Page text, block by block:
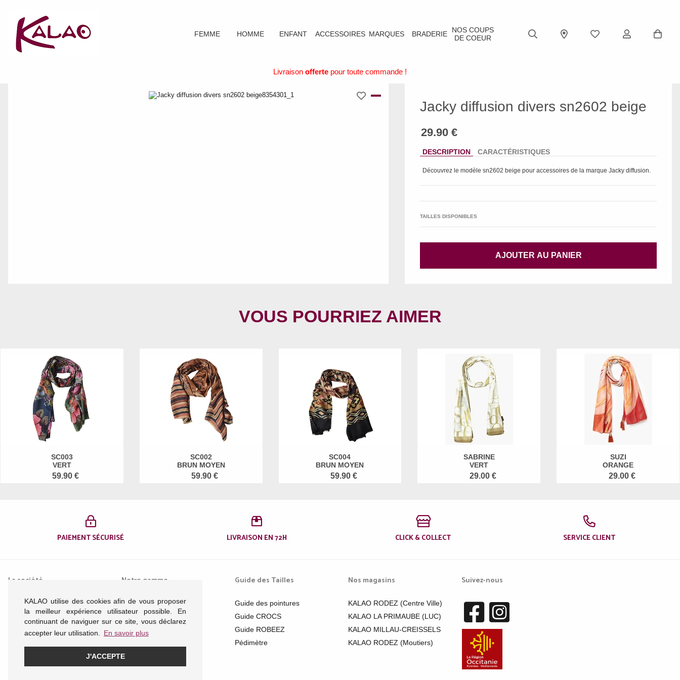
KALAO utilise des cookies afin de vous proposer
la meilleur expérience utilisateur possible. En
continuant de naviguer sur ce site, vous déclarez
accepter leur utilisation.
En savoir plus
J'ACCEPTE
FEMME HOMME ENFANT ACCESSOIRES MARQUES BRADERIE
NOS COUPS
DE COEUR
Livraison offerte pour toute commande !
Jacky diffusion divers sn2602 beige
DESCRIPTION CARACTÉRISTIQUES
Découvrez le modèle sn2602 beige pour accessoires de la marque Jacky diffusion.
TAILLES DISPONIBLES
AJOUTER AU PANIER
VOUS POURRIEZ AIMER
SC003
VERT
59.90 €
SC002
BRUN MOYEN
59.90 €
SC004
BRUN MOYEN
59.90 €
SABRINE
VERT
29.00 €
SUZI
ORANGE
29.00 €
PAIEMENT SÉCURISÉ LIVRAISON EN 72H CLICK & COLLECT SERVICE CLIENT
La société
Mentions légales
Conditions générales de
Politique de confidentialité
Notre gamme
Femme
Homme
Enfant
Guide des Tailles
Guide des pointures
Guide CROCS
Guide ROBEEZ
Pédimètre
Nos magasins
KALAO RODEZ (Centre Ville)
KALAO LA PRIMAUBE (LUC)
KALAO MILLAU-CREISSELS
KALAO RODEZ (Moutiers)
Suivez-nous